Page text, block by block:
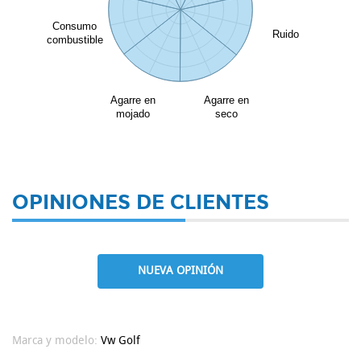
Ruido
Agarre en
seco
Agarre en
mojado
Consumo
combustible
OPINIONES DE CLIENTES
NUEVA OPINIÓN
Marca y modelo: VwGolf